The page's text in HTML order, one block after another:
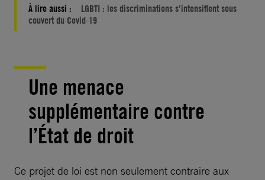
À lire aussi :
LGBTI : les discriminations s’intensifient sous
couvert du Covid-19
Une menace
supplémentaire contre
l’État de droit
Ce projet de loi est non seulement contraire aux